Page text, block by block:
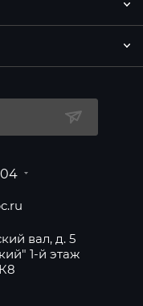
вал, д. 5
1-й этаж